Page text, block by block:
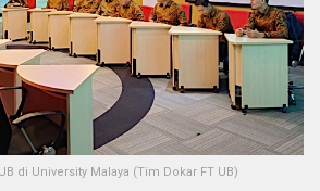
di University Malaya (Tim Dokar FT UB)